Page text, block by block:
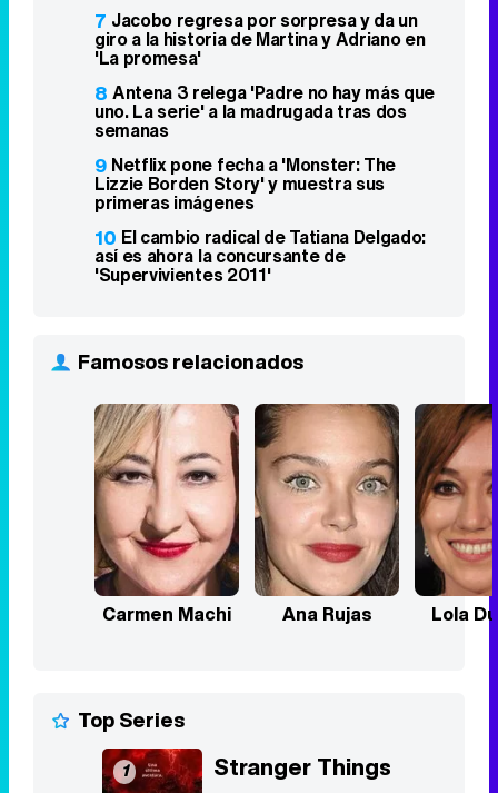
7 Jacobo regresa por sorpresa y da un
giro a la historia de Martina y Adriano en
'La promesa'
8 Antena 3 relega 'Padre no hay más que
uno. La serie' a la madrugada tras dos
semanas
9 Netflix pone fecha a 'Monster: The
Lizzie Borden Story' y muestra sus
primeras imágenes
10 El cambio radical de Tatiana Delgado:
así es ahora la concursante de
'Supervivientes 2011'
Famosos relacionados
Carmen Machi Ana Rujas Lola
Top Series
1 Stranger Things